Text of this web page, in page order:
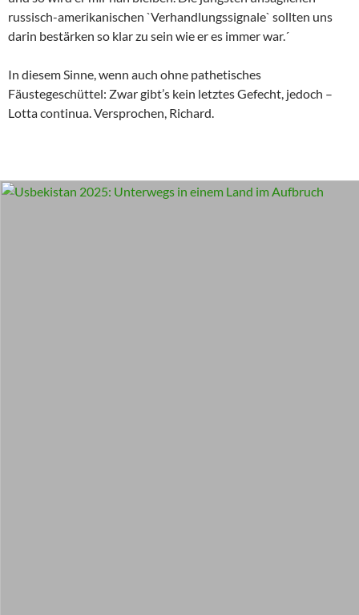
russisch-amerikanischen `Verhandlungssignale` sollten uns
darin bestärken so klar zu sein wie er es immer war.´
In diesem Sinne, wenn auch ohne pathetisches
Fäustegeschüttel: Zwar gibt’s kein letztes Gefecht, jedoch –
Lotta continua. Versprochen, Richard.